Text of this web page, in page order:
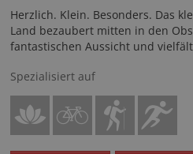
Herzlich. Klein. Besonders. Das
Land bezaubert mitten in den
fantastischen Aussicht und
Spezialisiert auf